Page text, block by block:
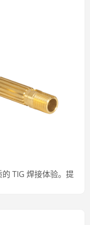
TIG 焊接体验。提